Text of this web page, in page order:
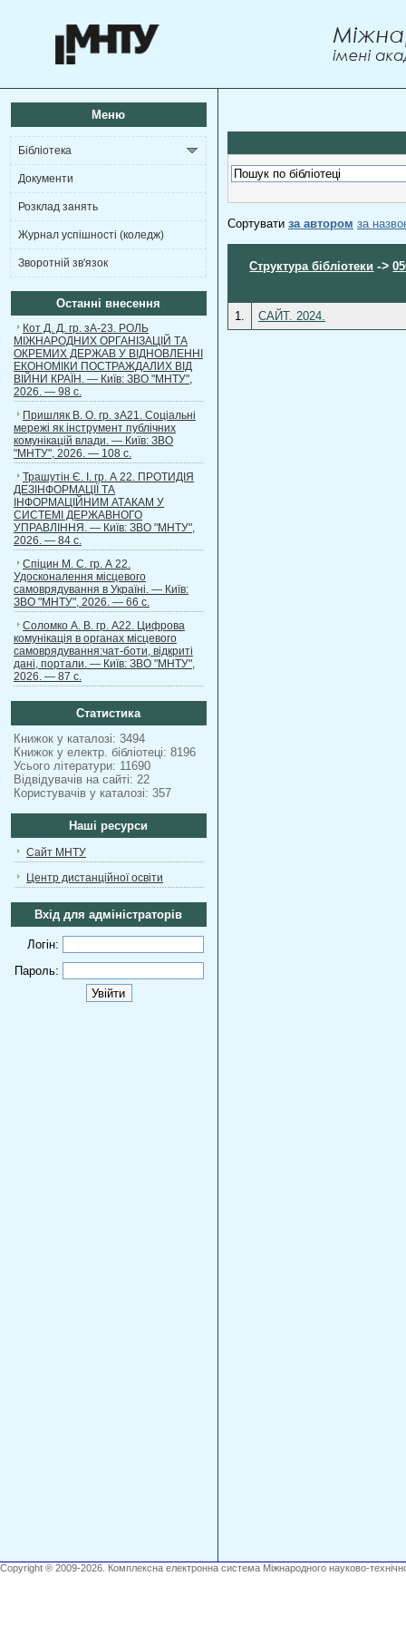
Меню
Бібліотека
Документи
Розклад занять
Журнал успішності (коледж)
Зворотній зв'язок
Останні внесення
Кот Д. Д. гр. зА-23. РОЛЬ
МІЖНАРОДНИХ ОРГАНІЗАЦІЙ ТА
ОКРЕМИХ ДЕРЖАВ У ВІДНОВЛЕННІ
ЕКОНОМІКИ ПОСТРАЖДАЛИХ ВІД
ВІЙНИ КРАЇН. — Київ: ЗВО "МНТУ",
2026. — 98 с.
Пришляк В. О. гр. зА21. Соціальні
мережі як інструмент публічних
комунікацій влади. — Київ: ЗВО
"МНТУ", 2026. — 108 с.
Трашутін Є. І. гр. А 22. ПРОТИДІЯ
ДЕЗІНФОРМАЦІЇ ТА
ІНФОРМАЦІЙНИМ АТАКАМ У
СИСТЕМІ ДЕРЖАВНОГО
УПРАВЛІННЯ. — Київ: ЗВО "МНТУ",
2026. — 84 с.
Спіцин М. С. гр. А 22.
Удосконалення місцевого
самоврядування в Україні. — Київ:
ЗВО "МНТУ", 2026. — 66 с.
Соломко А. В. гр. А22. Цифрова
комунікація в органах місцевого
самоврядування:чат-боти, відкриті
дані, портали. — Київ: ЗВО "МНТУ",
2026. — 87 с.
Статистика
Книжок у каталозі: 3494
Книжок у електр. бібліотеці: 8196
Усього літератури: 11690
Відвідувачів на сайті: 22
Користувачів у каталозі: 357
Наші ресурси
Сайт МНТУ
Центр дистанційної освіти
Вхід для адміністраторів
Логін:
Пароль:
Сортувати за автором за
Структура бібліотеки ->
1. САЙТ. 2024.
Copyright ® 2009-2026. Комплексна електронна система Міжнародного науково-